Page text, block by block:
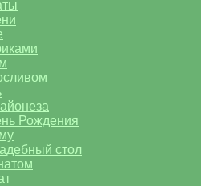
Рождения
стол